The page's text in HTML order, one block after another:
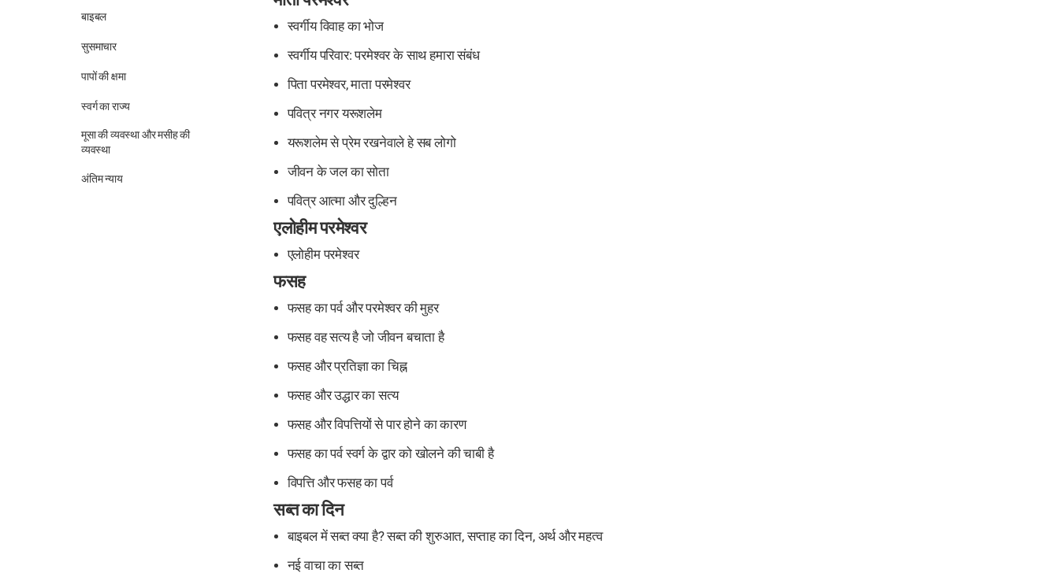
बाइबल
सुसमाचार
पापों की क्षमा
स्वर्ग का राज्य
मूसा की व्यवस्था और मसीह की
व्यवस्था
अंतिम न्याय
स्वर्गीय विवाह का भोज
स्वर्गीय परिवार: परमेश्वर के साथ हमारा संबंध
पिता परमेश्वर, माता परमेश्वर
पवित्र नगर यरूशलेम
यरूशलेम से प्रेम रखनेवाले हे सब लोगो
जीवन के जल का सोता
पवित्र आत्मा और दुल्हिन
एलोहीम परमेश्वर
एलोहीम परमेश्वर
फसह
फसह का पर्व और परमेश्वर की मुहर
फसह वह सत्य है जो जीवन बचाता है
फसह और प्रतिज्ञा का चिह्न
फसह और उद्धार का सत्य
फसह और विपत्तियों से पार होने का कारण
फसह का पर्व स्वर्ग के द्वार को खोलने की चाबी है
विपत्ति और फसह का पर्व
सब्त का दिन
बाइबल में सब्त क्या है? सब्त की शुरुआत, सप्ताह का दिन, अर्थ और महत्व
नई वाचा का सब्त